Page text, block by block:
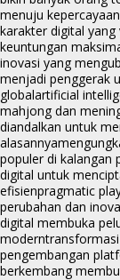
menuju
karakter digital
keuntungan
inovasi yang
menjadi penggerak
globalartificial
mahjong dan
diandalkan untuk
alasannya
populer di kalangan
digital untuk
efisienpragmatic
perubahan dan
digital membuka
modern
pengembangan
berkembang